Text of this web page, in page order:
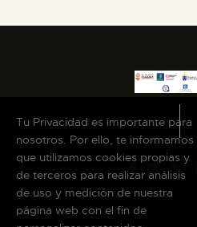
Tu Privacidad es importante para
nosotros. Por ello, te informamos
que utilizamos cookies propias y
de terceros para realizar análisis
de uso y medición de nuestra
página web con el fin de